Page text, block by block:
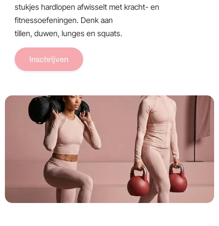
stukjes hardlopen afwisselt met kracht- en
fitnessoefeningen. Denk aan
tillen, duwen, lunges en squats.
Inschrijven